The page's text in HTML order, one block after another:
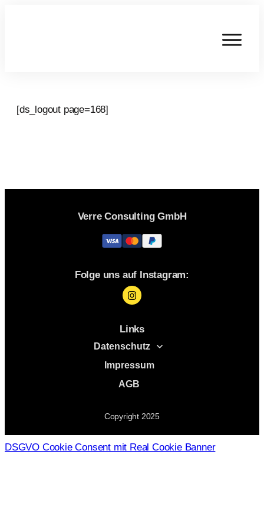
[ds_logout page=168]
Verre Consulting GmbH
Folge uns auf Instagram:
Links
Datenschutz
Impressum
AGB
Copyright 2025
DSGVO Cookie Consent mit Real Cookie Banner